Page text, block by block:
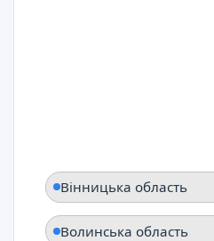
Вінницька область
Волинська область